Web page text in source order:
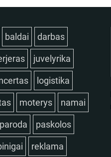
baldai darbas
juvelyrika
logistika
moterys namai
paroda paskolos
reklama